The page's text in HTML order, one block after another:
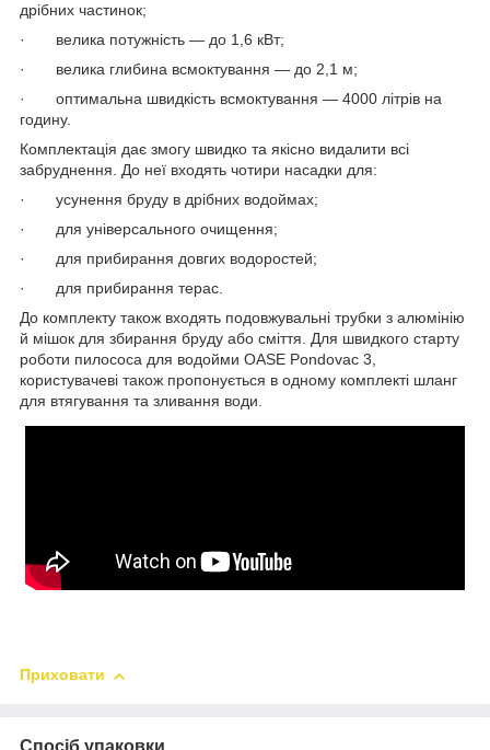
дрібних частинок;
· велика потужність — до 1,6 кВт;
· велика глибина всмоктування — до 2,1 м;
· оптимальна швидкість всмоктування — 4000 літрів на
годину.
Комплектація дає змогу швидко та якісно видалити всі
забруднення. До неї входять чотири насадки для:
· усунення бруду в дрібних водоймах;
· для універсального очищення;
· для прибирання довгих водоростей;
· для прибирання терас.
До комплекту також входять подовжувальні трубки з алюмінію
й мішок для збирання бруду або сміття. Для швидкого старту
роботи пилососа для водойми OASE Pondovac 3,
користувачеві також пропонується в одному комплекті шланг
для втягування та зливання води.
Приховати
Спосіб упаковки